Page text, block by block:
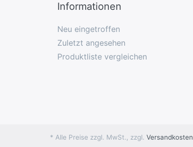
Informationen
Neu eingetroffen
Zuletzt angesehen
Produktliste vergleichen
* Alle Preise zzgl. MwSt., zzgl. Versandkosten